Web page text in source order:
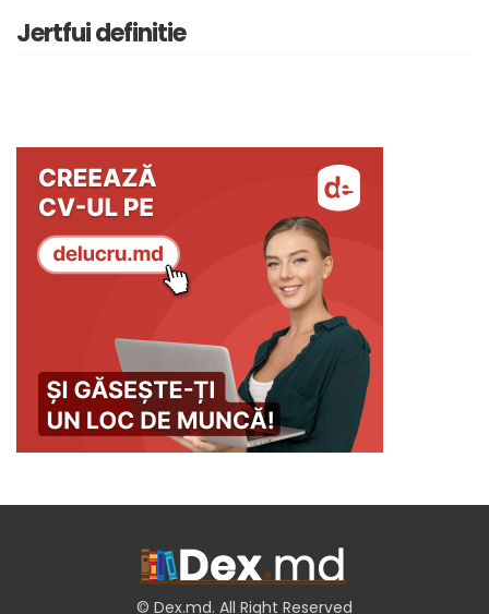
Jertfui definitie
© Dex.md. All Right Reserved